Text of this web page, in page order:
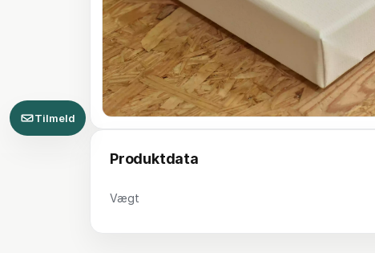
Produktdata
Vægt
Tilmeld